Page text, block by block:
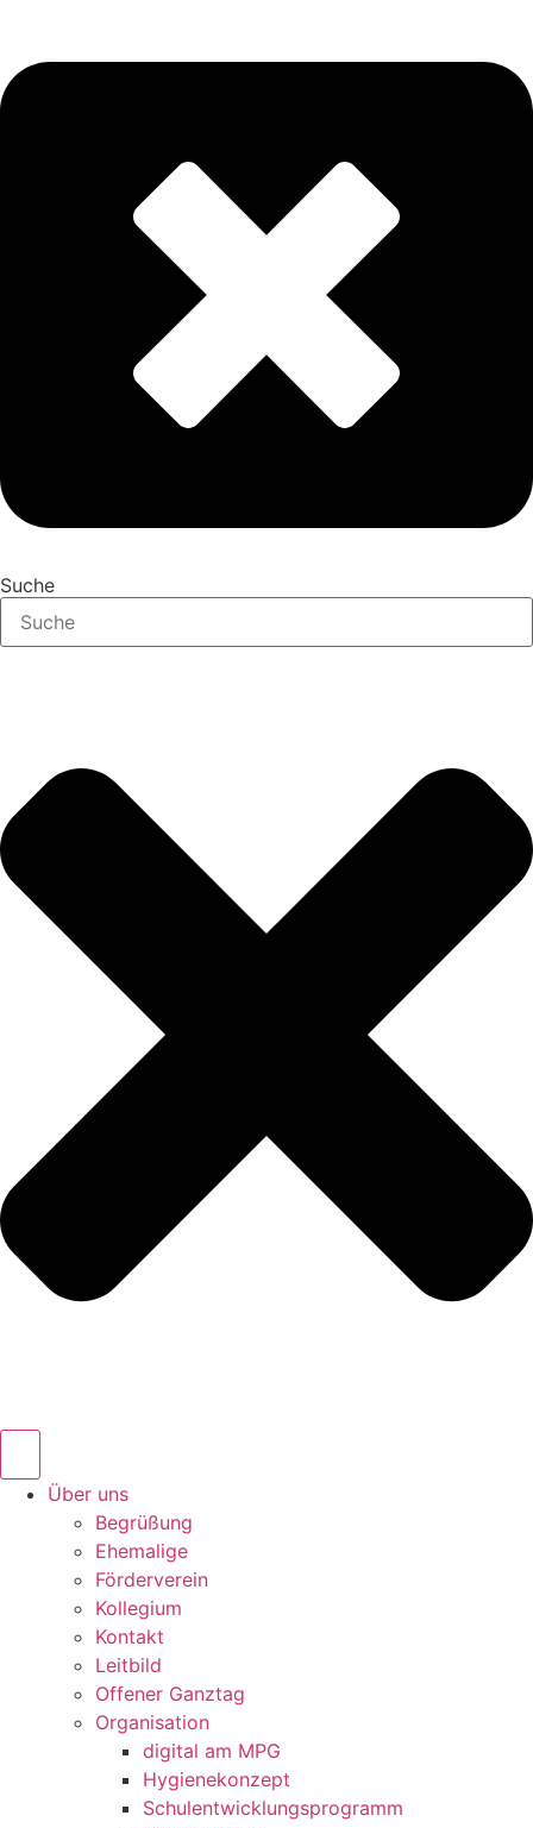
Suche
Über uns
Begrüßung
Ehemalige
Förderverein
Kollegium
Kontakt
Leitbild
Offener Ganztag
Organisation
digital am MPG
Hygienekonzept
Schulentwicklungsprogramm